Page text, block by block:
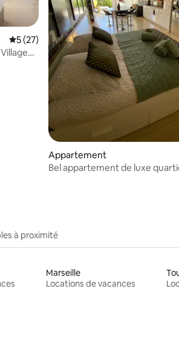
: 5 sur 5
Évaluation moyenne sur la base de 27
5 (27)
Appartement
Bel appartement de luxe
à proximité
Marseille
Locations de vacances